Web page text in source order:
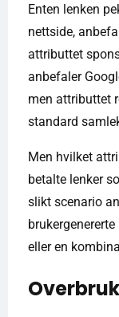
Enten lenken
nettside,
attributtet
anbefaler
men attributtet
standard
Men hvilket
betalte lenker
slikt scenario
eller en